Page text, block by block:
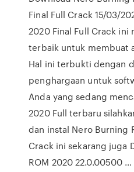
Final Full Crack 15/03/
2020 Final Full Crack ini
terbaik untuk membuat
Hal ini terbukti dengan
penghargaan untuk
Anda yang sedang
2020 Full terbaru
dan instal Nero Burning
Crack ini sekarang juga
ROM 2020 22.0.00500